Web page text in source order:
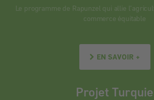
Le programme de Rapunzel qui allie
commerce équitable
EN SAVOIR +
Projet Turquie